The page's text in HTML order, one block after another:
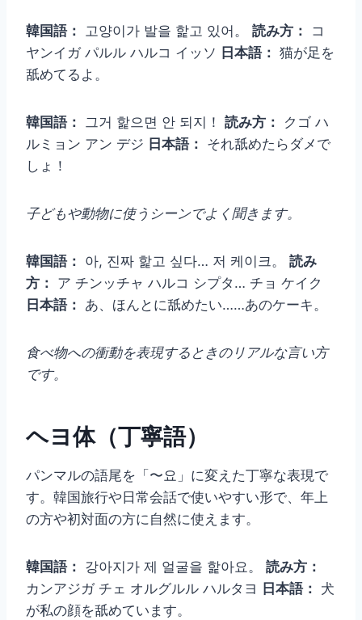
韓国語： 고양이가 발을 핥고 있어。 読み方：
コ
ヤンイガ パルル ハルコ イッソ 日本語： 猫が足を
舐めてるよ。
韓国語： 그거 핥으면 안 되지！ 読み方：
クゴ ハ
ルミョン アン デジ 日本語： それ舐めたらダメで
しょ！
子どもや動物に使うシーンでよく聞きます。
韓国語： 아, 진짜 핥고 싶다… 저 케이크。 読み
方： ア チンッチャ ハルコ シプタ… チョ ケイク
日本語： あ、ほんとに舐めたい……あのケーキ。
食べ物への衝動を表現するときのリアルな言い方
です。
ヘヨ体（丁寧語）
パンマルの語尾を「〜요」に変えた丁寧な表現で
す。韓国旅行や日常会話で使いやすい形で、年上
の方や初対面の方に自然に使えます。
韓国語： 강아지가 제 얼굴을 핥아요。 読み方：
カンアジガ チェ オルグルル ハルタヨ 日本語： 犬
が私の顔を舐めています。